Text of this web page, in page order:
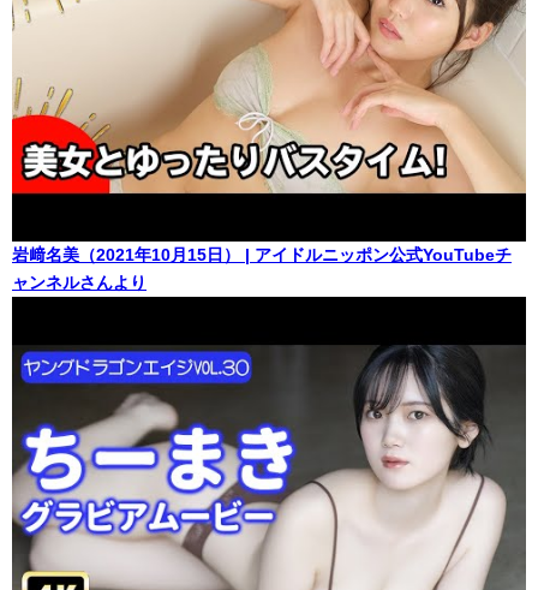
岩﨑名美（2021年10月15日） | アイドルニッポン公式YouTubeチ
ャンネルさんより